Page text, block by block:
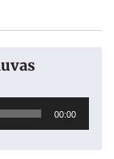
00:00